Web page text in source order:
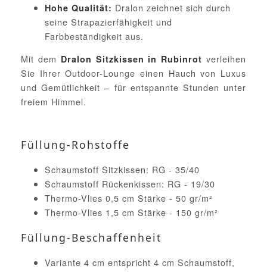
Hohe Qualität: Dralon zeichnet sich durch
seine Strapazierfähigkeit und
Farbbeständigkeit aus.
Mit dem Dralon Sitzkissen in Rubinrot verleihen
Sie Ihrer Outdoor-Lounge einen Hauch von Luxus
und Gemütlichkeit – für entspannte Stunden unter
freiem Himmel.
Füllung-Rohstoffe
Schaumstoff Sitzkissen: RG - 35/40
Schaumstoff Rückenkissen: RG - 19/30
Thermo-Vlies 0,5 cm Stärke - 50 gr/m²
Thermo-Vlies 1,5 cm Stärke - 150 gr/m²
Füllung-Beschaffenheit
Variante 4 cm entspricht 4 cm Schaumstoff,